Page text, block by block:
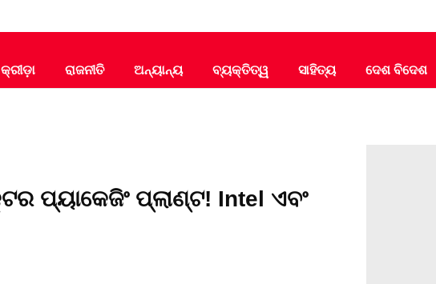
କ୍ରୀଡ଼ା ରାଜନୀତି ଅନ୍ୟାନ୍ୟ ବ୍ୟକ୍ତିତ୍ୱ ସାହିତ୍ୟ ଦେଶ ବିଦେଶ
ପ୍ୟାକେଜିଂ ପ୍ଲାଣ୍ଟ! Intel ଏବଂ